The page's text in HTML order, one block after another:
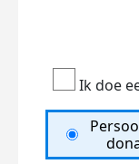
Ik doe